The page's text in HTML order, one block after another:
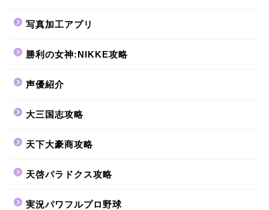
写真加工アプリ
勝利の女神:NIKKE攻略
声優紹介
大三国志攻略
天下大豪商攻略
天啓パラドクス攻略
実況パワフルプロ野球